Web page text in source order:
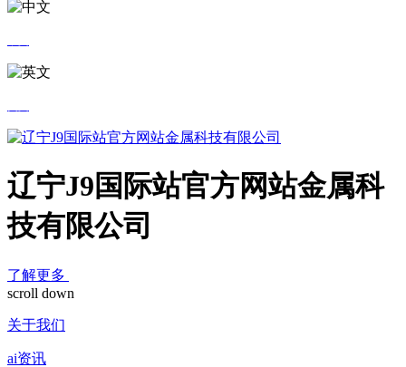
辽宁J9国际站官方网站金属科
技有限公司
了解更多
scroll down
关于我们
ai资讯